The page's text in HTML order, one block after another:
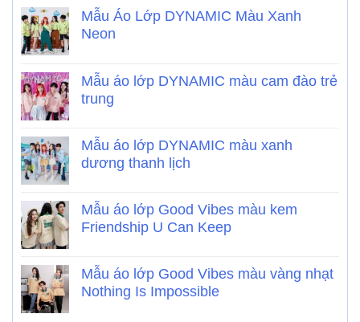
Mẫu Áo Lớp DYNAMIC Màu Xanh
Neon
Mẫu áo lớp DYNAMIC màu cam đào trẻ
trung
Mẫu áo lớp DYNAMIC màu xanh
dương thanh lịch
Mẫu áo lớp Good Vibes màu kem
Friendship U Can Keep
Mẫu áo lớp Good Vibes màu vàng nhạt
Nothing Is Impossible